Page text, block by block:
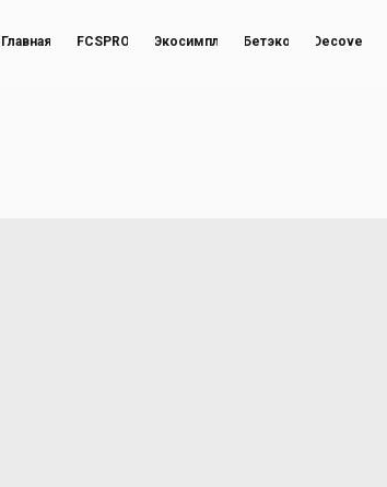
Главная FCSPRO Бетэко Decover
Экосимпл